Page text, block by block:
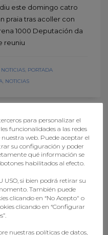
este domingo catro
praia tras acoller con
1000 Deputación da
reuniu
NOTICIAS PORTADA
NOTICIAS
para personalizar el
funcionalidades a las redes
web. Puede aceptar el
su configuración y poder
qué información se
habilitados al efecto.
USO, si bien podrá retirar su
También puede
clicando en “No Acepto" o
clicando en “Configurar
nuestras políticas de datos,